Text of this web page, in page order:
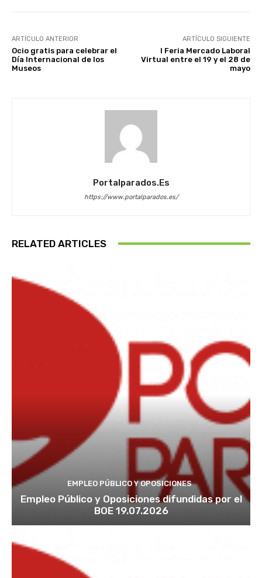
ARTÍCULO ANTERIOR
Ocio gratis para celebrar el
Día Internacional de los
Museos
ARTÍCULO SIGUIENTE
I Feria Mercado Laboral
Virtual entre el 19 y el 28 de
mayo
Portalparados.es
https://www.portalparados.es/
RELATED ARTICLES
EMPLEO PÚBLICO Y OPOSICIONES
Empleo Público y Oposiciones difundidas por el
BOE 19.07.2026